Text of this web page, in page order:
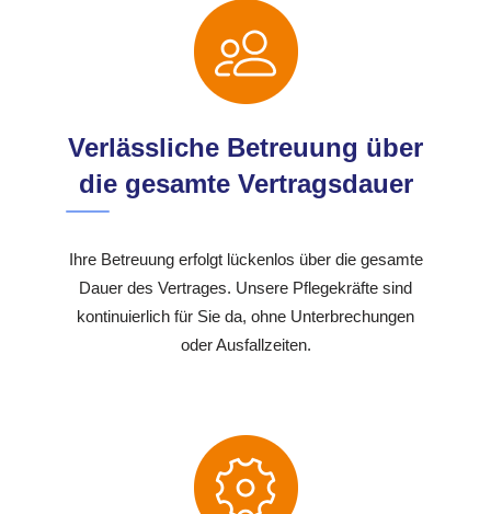
Verlässliche Betreuung über
die gesamte Vertragsdauer
Ihre Betreuung erfolgt lückenlos über die gesamte
Dauer des Vertrages. Unsere Pflegekräfte sind
kontinuierlich für Sie da, ohne Unterbrechungen
oder Ausfallzeiten.